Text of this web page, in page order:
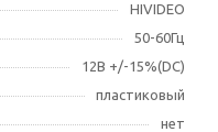
HIVIDEO
50-60Гц
12В +/-15%(DC)
пластиковый
нет